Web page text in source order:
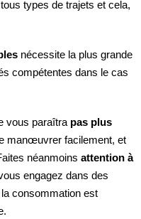
types de trajets et cela,
nécessite la plus grande
compétentes dans le cas
vous paraîtra pas plus
manœuvrer facilement, et
néanmoins attention à
engagez dans des
la consommation est